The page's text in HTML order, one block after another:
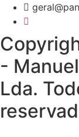
-
Lda.